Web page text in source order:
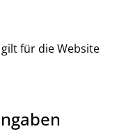
für die Website